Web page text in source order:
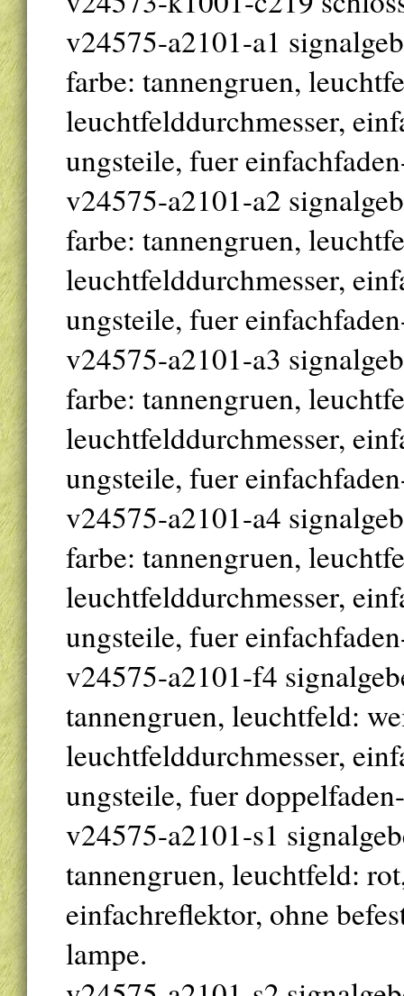
v24575-a2101-a1
farbe: tannengruen,
leuchtfelddurchmesser,
ungsteile, fuer
v24575-a2101-a2
farbe: tannengruen,
leuchtfelddurchmesser,
ungsteile, fuer
v24575-a2101-a3
farbe: tannengruen,
leuchtfelddurchmesser,
ungsteile, fuer
v24575-a2101-a4
farbe: tannengruen,
leuchtfelddurchmesser,
ungsteile, fuer
v24575-a2101-f4
tannengruen, leuchtfeld:
leuchtfelddurchmesser,
ungsteile, fuer
v24575-a2101-s1
tannengruen, leuchtfeld:
einfachreflektor, ohne
lampe.